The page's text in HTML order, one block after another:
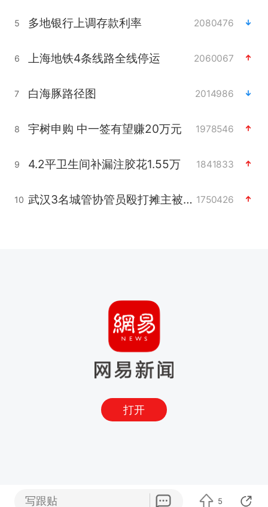
5 多地银行上调存款利率 2080476
6 上海地铁4条线路全线停运 2060067
7 白海豚路径图 2014986
8 宇树申购 中一签有望赚20万元 1978546
9 4.2平卫生间补漏注胶花1.55万 1841833
10 武汉3名城管协管员殴打摊主被刑拘 1750426
打开
写跟贴 5